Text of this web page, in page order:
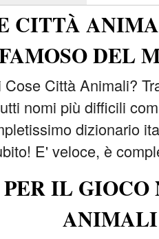
CITTÀ
DEL
Città Animali?
nomi più difficili
dizionario
E' veloce, è
IL
ANIMALI